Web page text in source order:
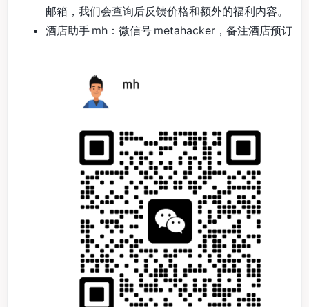
邮箱，我们会查询后反馈价格和额外的福利内容。
酒店助手 mh：微信号 metahacker，备注酒店预订